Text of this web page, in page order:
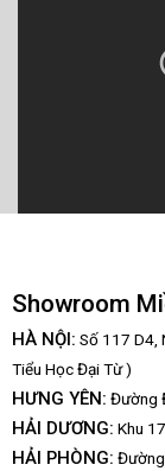
Showroom
HÀ NỘI: Số 117 D4,
Tiểu Học Đại Từ )
HƯNG YÊN: Đường
HẢI DƯƠNG: Khu
HẢI PHÒNG: Đường